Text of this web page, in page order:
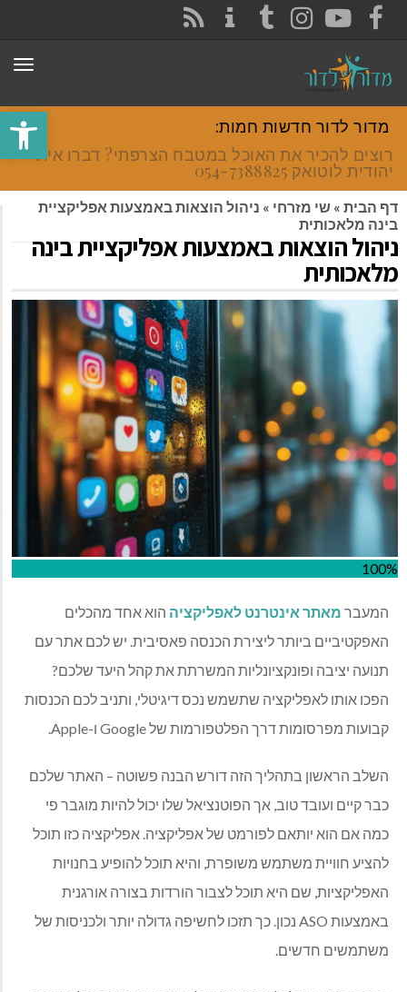
פתח
FACEBOOK
YOUTUBE
INSTAGRAM
TUMBLR
מדור לדור חדשות חמות:
רוצים להכיר את האוכל במטבח הצרפתי? דברו איתי
יהודית לוטואק 054-7388825.
דף הבית » שי מזרחי » ניהול הוצאות באמצעות אפליקציית
בינה מלאכותית
ניהול הוצאות באמצעות אפליקציית בינה
מלאכותית
100%
המעבר מאתר אינטרנט לאפליקציה הוא אחד מהכלים
האפקטיביים ביותר ליצירת הכנסה פאסיבית. יש לכם אתר עם
תנועה יציבה ופונקציונליות המשרתת את קהל היעד שלכם?
הפכו אותו לאפליקציה שתשמש נכס דיגיטלי, ותניב לכם הכנסות
קבועות מפרסומות דרך הפלטפורמות של Google ו-Apple.
השלב הראשון בתהליך הזה דורש הבנה פשוטה – האתר שלכם
כבר קיים ועובד טוב, אך הפוטנציאל שלו יכול להיות מוגבר פי
כמה אם הוא יותאם לפורמט של אפליקציה. אפליקציה כזו תוכל
להציע חוויית משתמש משופרת, והיא תוכל להופיע בחנויות
האפליקציות, שם היא תוכל לצבור הורדות בצורה אורגנית
באמצעות ASO נכון. כך תזכו לחשיפה גדולה יותר ולכניסות של
משתמשים חדשים.